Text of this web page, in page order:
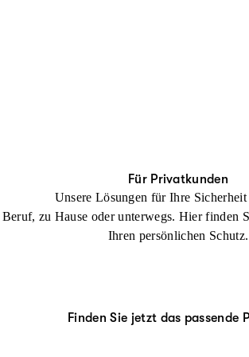
Für Privatkunden
Unsere Lösungen für Ihre
zu Hause oder unterwegs. Hier finden
Ihren persönlichen Schutz.
Finden Sie jetzt das passende